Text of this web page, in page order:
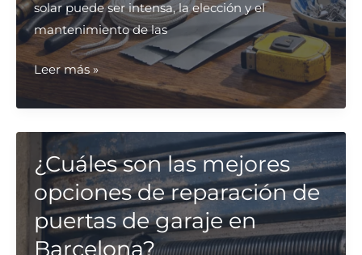
solar puede ser intensa, la elección y el
mantenimiento de las
¿Cuáles
las
opciones
más
confiables
para
arreglar
persianas
Leer más »
¿Cuáles son las mejores
opciones de reparación de
puertas de garaje en
Barcelona?